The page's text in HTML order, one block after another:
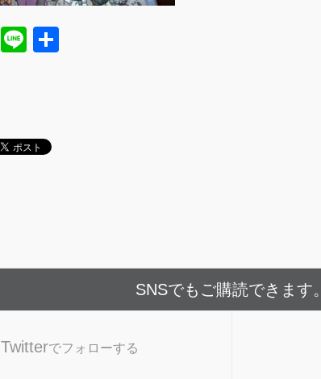
T
Li
SNSでもご購読できます。
Twitterでフォローする